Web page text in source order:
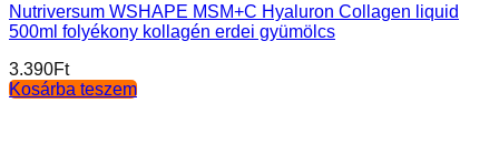
Nutriversum WSHAPE MSM+C Hyaluron Collagen liquid
500ml folyékony kollagén erdei gyümölcs
3.390Ft
Kosárba teszem